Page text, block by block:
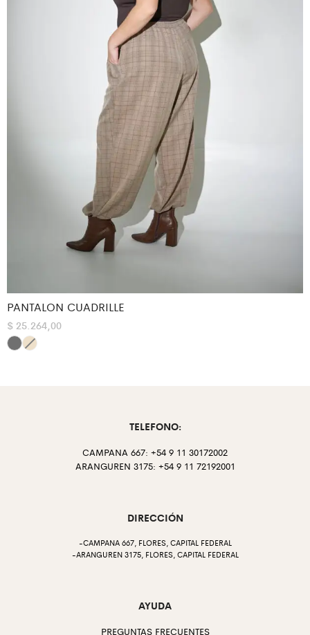
PANTALON CUADRILLE
$ 25.264,00
TELEFONO:
CAMPANA 667: +54 9 11 30172002
ARANGUREN 3175: +54 9 11 72192001
DIRECCIÓN
-CAMPANA 667, FLORES, CAPITAL FEDERAL
-ARANGUREN 3175, FLORES, CAPITAL FEDERAL
AYUDA
PREGUNTAS FRECUENTES